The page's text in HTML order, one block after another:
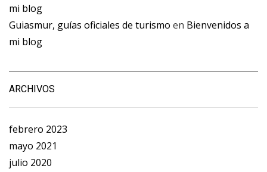
mi blog
Guiasmur, guías oficiales de turismo en Bienvenidos a
mi blog
ARCHIVOS
febrero 2023
mayo 2021
julio 2020